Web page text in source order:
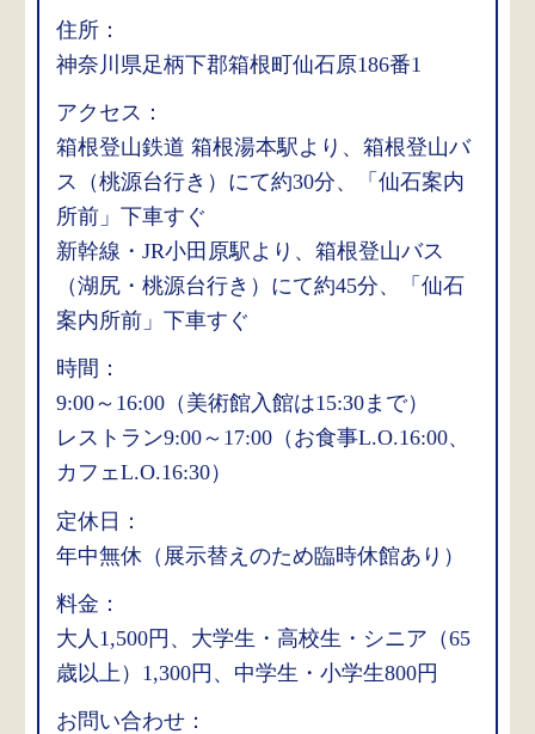
住所：
神奈川県足柄下郡箱根町仙石原186番1
アクセス：
箱根登山鉄道 箱根湯本駅より、箱根登山バ
ス（桃源台行き）にて約30分、「仙石案内
所前」下車すぐ
新幹線・JR小田原駅より、箱根登山バス
（湖尻・桃源台行き）にて約45分、「仙石
案内所前」下車すぐ
時間：
9:00～16:00（美術館入館は15:30まで）
レストラン9:00～17:00（お食事L.O.16:00、
カフェL.O.16:30）
定休日：
年中無休（展示替えのため臨時休館あり）
料金：
大人1,500円、大学生・高校生・シニア（65
歳以上）1,300円、中学生・小学生800円
お問い合わせ：